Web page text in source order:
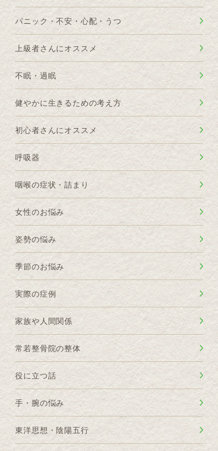
パニック・不安・心配・うつ
上級者さんにオススメ
不眠・過眠
健やかに生きるための考え方
初心者さんにオススメ
呼吸器
咽喉の症状・詰まり
女性のお悩み
姿勢の悩み
季節のお悩み
実際の症例
家族や人間関係
常若整骨院の整体
役に立つ話
手・腕の悩み
東洋思想・陰陽五行